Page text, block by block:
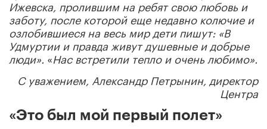
Ижевска, пролившим на ребят свою любовь и
заботу, после которой еще недавно колючие и
озлобившиеся на весь мир дети пишут: «В
Удмуртии и правда живут душевные и добрые
люди». «Нас встретили тепло и очень любимо».
С уважением, Александр Петрынин, директор
Центра
«Это был мой первый полет»